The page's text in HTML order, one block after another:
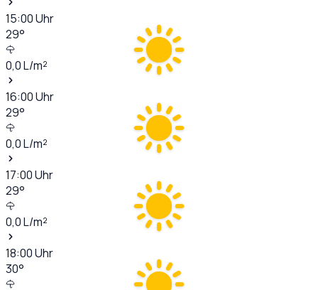
15:00Uhr
29°
0,0L/m²
16:00Uhr
29°
0,0L/m²
17:00Uhr
29°
0,0L/m²
18:00Uhr
30°